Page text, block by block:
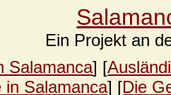
Ein Projekt an
Salamanca] [
in Salamanca] [Die